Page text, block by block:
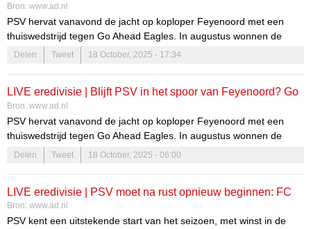
Ahead, perszaal in Philips Stadion vernoemd naar Luuk de
Jong
Bron: www.ad.nl
PSV hervat vanavond de jacht op koploper Feyenoord met een
thuiswedstrijd tegen Go Ahead Eagles. In augustus wonnen de
Eindhovenaren met 2-1 van de Deventenaren in strijd om de Johan
Cruijff Schaal. Volg het hier vanaf 18.45 uur live!
Delen Tweet 18 October, 2025 - 17:34
LIVE eredivisie | Blijft PSV in het spoor van Feyenoord? Go
Ahead Eagles op bezoek in Eindhoven
Bron: www.ad.nl
PSV hervat vanavond de jacht op koploper Feyenoord met een
thuiswedstrijd tegen Go Ahead Eagles. In augustus wonnen de
Eindhovenaren met 2-1 van de Deventenaren in strijd om de Johan
Cruijff Schaal. Volg het hier vanaf 18.45 uur live!
Delen Tweet 18 October, 2025 - 06:00
LIVE eredivisie | PSV moet na rust opnieuw beginnen: FC
Groningen straft grote fout Ryan Flamingo af
Bron: www.ad.nl
PSV kent een uitstekende start van het seizoen, met winst in de